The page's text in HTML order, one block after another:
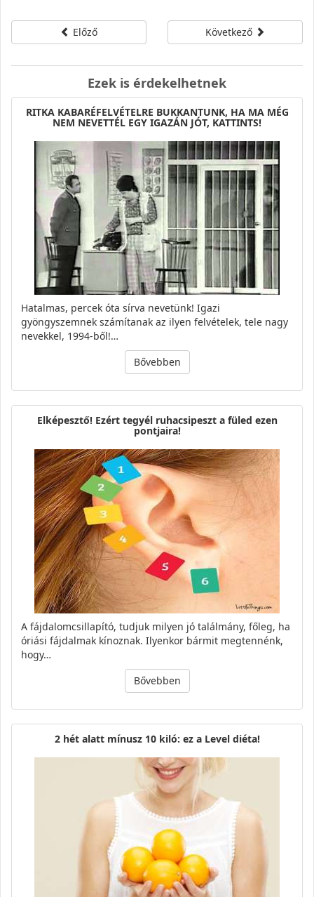
Előző Következő
Ezek is érdekelhetnek
RITKA KABARÉFELVÉTELRE BUKKANTUNK, HA MA MÉG
NEM NEVETTÉL EGY IGAZÁN JÓT, KATTINTS!
Hatalmas, percek óta sírva nevetünk! Igazi
gyöngyszemnek számítanak az ilyen felvételek, tele nagy
nevekkel, 1994-ből!…
Bővebben
Elképesztő! Ezért tegyél ruhacsipeszt a füled ezen
pontjaira!
A fájdalomcsillapító, tudjuk milyen jó találmány, főleg, ha
óriási fájdalmak kínoznak. Ilyenkor bármit megtennénk,
hogy…
Bővebben
2 hét alatt mínusz 10 kiló: ez a Level diéta!